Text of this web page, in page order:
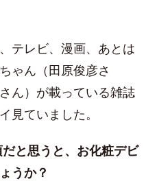
テレビ、漫画、あとは
ゃん（田原俊彦さ
ん）が載っている雑誌
見ていました。
と思うと、お化粧デビ
うか？